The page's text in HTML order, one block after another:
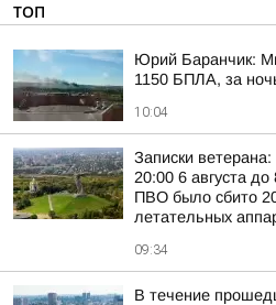
ТОП
Юрий Баранчик:
1150 БПЛА, за
10:04
Записки
20:00 6 августа
ПВО было сбито
летательных
09:34
В течение